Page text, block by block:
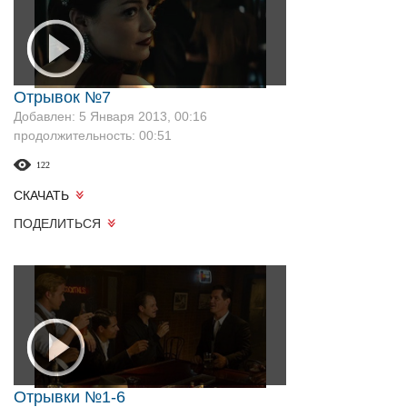
Отрывок №7
Добавлен: 5 Января 2013, 00:16
продолжительность: 00:51
122
СКАЧАТЬ
ПОДЕЛИТЬСЯ
Отрывки №1-6